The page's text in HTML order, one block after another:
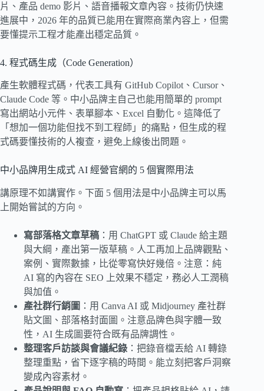
片、產品 demo 影片、語音播報文章內容。技術仍快速
進展中，2026 年的品質已能用在實際商業內容上，但需
要懂提示工程才能產出穩定品質。
4. 程式碼生成（Code Generation）
產生軟體程式碼，代表工具有 GitHub Copilot、Cursor、
Claude Code 等。中小品牌主自己也能用簡單的 prompt
寫出網站小元件、表單腳本、Excel 自動化。這降低了
「想加一個功能但找不到工程師」的痛點，但生成的程
式碼要懂技術的人複查，避免上線後出問題。
中小品牌用生成式 AI 經營官網的 5 個實際用法
講原理不如講實作。下面 5 個用法是中小品牌主可以馬
上開始嘗試的方向。
寫部落格文章草稿 ：用 ChatGPT 或 Claude 給主題
與大綱，產出第一版草稿。人工再加上品牌觀點、
案例、實際數據，比從零寫快好幾倍。注意：純
AI 寫的內容在 SEO 上效果不穩定，務必人工潤稿
與加值。
產社群行銷圖 ：用 Canva AI 或 Midjourney 產社群
貼文圖、部落格封面圖。注意品牌色與字體一致
性，AI 生成圖要符合既有品牌調性。
整理客戶訪談與會議紀錄 ：把錄音檔丟給 AI 轉錄
整理重點，省下逐字稿的時間。能立刻把客戶洞察
變成內容素材。